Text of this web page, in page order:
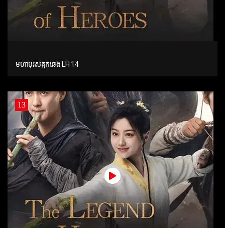
មហាបុរសគួកឆេង LH 14
13